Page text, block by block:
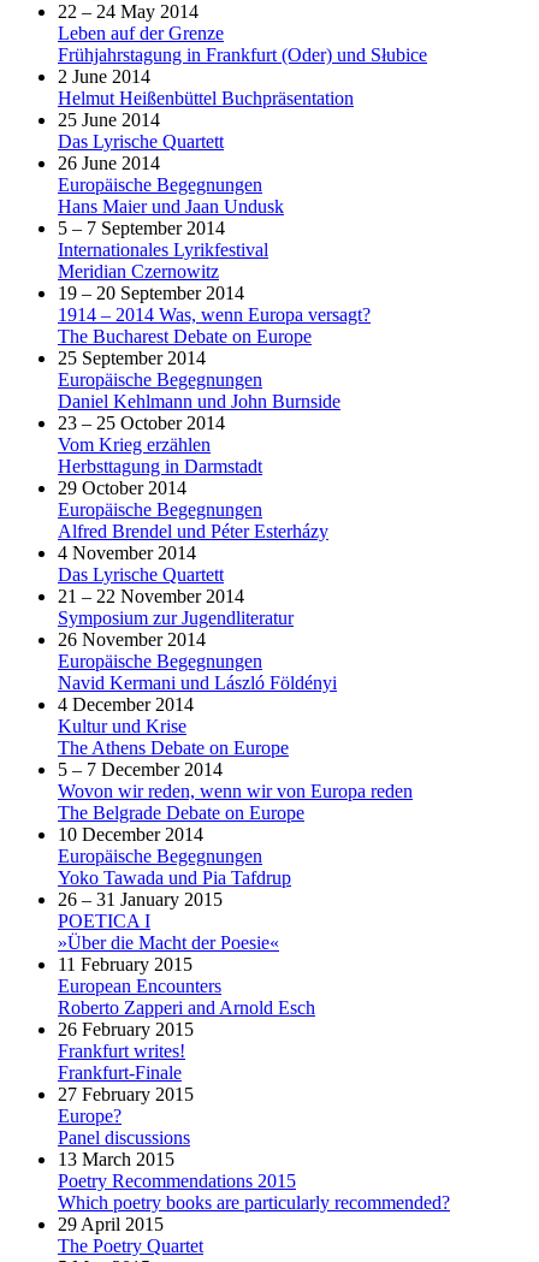
22 – 24 May 2014
Leben auf der Grenze
Frühjahrstagung in Frankfurt (Oder) und Słubice
2 June 2014
Helmut Heißenbüttel Buchpräsentation
25 June 2014
Das Lyrische Quartett
26 June 2014
Europäische Begegnungen
Hans Maier und Jaan Undusk
5 – 7 September 2014
Internationales Lyrikfestival
Meridian Czernowitz
19 – 20 September 2014
1914 – 2014 Was, wenn Europa versagt?
The Bucharest Debate on Europe
25 September 2014
Europäische Begegnungen
Daniel Kehlmann und John Burnside
23 – 25 October 2014
Vom Krieg erzählen
Herbsttagung in Darmstadt
29 October 2014
Europäische Begegnungen
Alfred Brendel und Péter Esterházy
4 November 2014
Das Lyrische Quartett
21 – 22 November 2014
Symposium zur Jugendliteratur
26 November 2014
Europäische Begegnungen
Navid Kermani und László Földényi
4 December 2014
Kultur und Krise
The Athens Debate on Europe
5 – 7 December 2014
Wovon wir reden, wenn wir von Europa reden
The Belgrade Debate on Europe
10 December 2014
Europäische Begegnungen
Yoko Tawada und Pia Tafdrup
26 – 31 January 2015
POETICA I
»Über die Macht der Poesie«
11 February 2015
European Encounters
Roberto Zapperi and Arnold Esch
26 February 2015
Frankfurt writes!
Frankfurt-Finale
27 February 2015
Europe?
Panel discussions
13 March 2015
Poetry Recommendations 2015
Which poetry books are particularly recommended?
29 April 2015
The Poetry Quartet